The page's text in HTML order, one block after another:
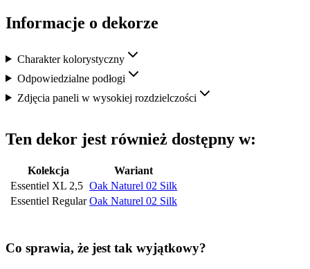
Informacje o dekorze
Charakter kolorystyczny
Odpowiedzialne podłogi
Zdjęcia paneli w wysokiej rozdzielczości
Ten dekor jest również dostępny w:
Kolekcja
Wariant
Essentiel XL 2,5 Oak Naturel 02 Silk
Essentiel Regular Oak Naturel 02 Silk
Co sprawia, że jest tak wyjątkowy?